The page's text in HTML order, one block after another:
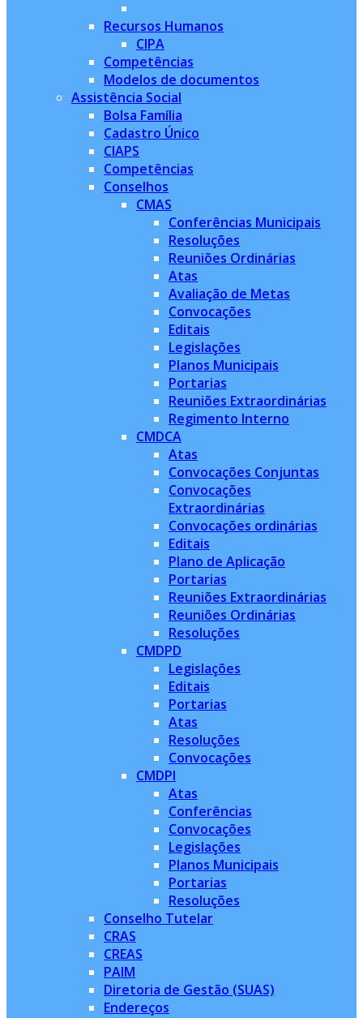
Recursos Humanos
CIPA
Competências
Modelos de documentos
Assistência Social
Bolsa Família
Cadastro Único
CIAPS
Competências
Conselhos
CMAS
Conferências Municipais
Resoluções
Reuniões Ordinárias
Atas
Avaliação de Metas
Convocações
Editais
Legislações
Planos Municipais
Portarias
Reuniões Extraordinárias
Regimento Interno
CMDCA
Atas
Convocações Conjuntas
Convocações
Extraordinárias
Convocações ordinárias
Editais
Plano de Aplicação
Portarias
Reuniões Extraordinárias
Reuniões Ordinárias
Resoluções
CMDPD
Legislações
Editais
Portarias
Atas
Resoluções
Convocações
CMDPI
Atas
Conferências
Convocações
Legislações
Planos Municipais
Portarias
Resoluções
Conselho Tutelar
CRAS
CREAS
PAIM
Diretoria de Gestão (SUAS)
Endereços